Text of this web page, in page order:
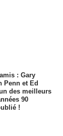
: Gary
Penn et Ed
des meilleurs
90
!